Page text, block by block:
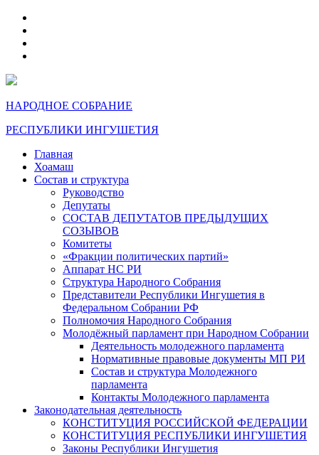
НАРОДНОЕ СОБРАНИЕ
РЕСПУБЛИКИ ИНГУШЕТИЯ
Главная
Хоамаш
Состав и структура
Руководство
Депутаты
СОСТАВ ДЕПУТАТОВ ПРЕДЫДУЩИХ
СОЗЫВОВ
Комитеты
«Фракции политических партий»
Аппарат НС РИ
Структура Народного Собрания
Представители Республики Ингушетия в
Федеральном Собрании РФ
Полномочия Народного Собрания
Молодёжный парламент при Народном Собрании
Деятельность молодежного парламента
Нормативные правовые документы МП РИ
Состав и структура Молодежного
парламента
Контакты Молодежного парламента
Законодательная деятельность
КОНСТИТУЦИЯ РОССИЙСКОЙ ФЕДЕРАЦИИ
КОНСТИТУЦИЯ РЕСПУБЛИКИ ИНГУШЕТИЯ
Законы Республики Ингушетия